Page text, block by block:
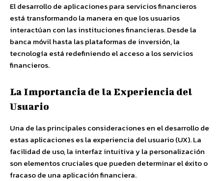
El desarrollo de aplicaciones para servicios financieros
está transformando la manera en que los usuarios
interactúan con las instituciones financieras. Desde la
banca móvil hasta las plataformas de inversión, la
tecnología está redefiniendo el acceso a los servicios
financieros.
La Importancia de la Experiencia del
Usuario
Una de las principales consideraciones en el desarrollo de
estas aplicaciones es la experiencia del usuario (UX). La
facilidad de uso, la interfaz intuitiva y la personalización
son elementos cruciales que pueden determinar el éxito o
fracaso de una aplicación financiera.